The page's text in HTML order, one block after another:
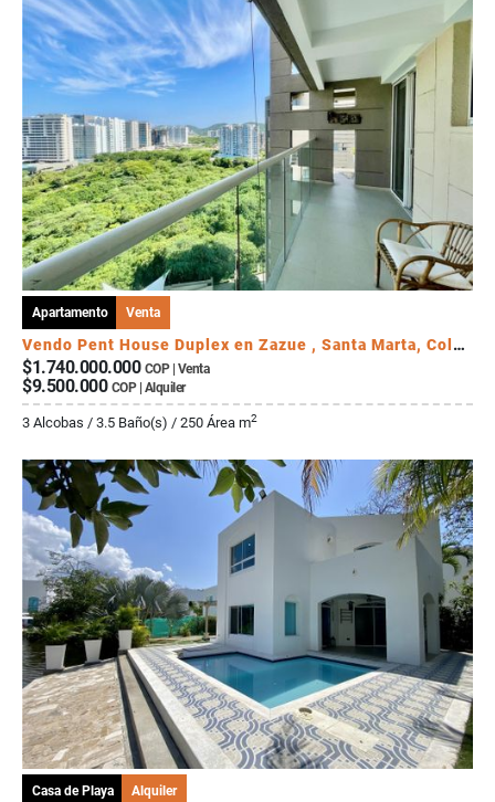
Apartamento Venta
Vendo Pent House Duplex en Zazue , Santa Marta, Colombia
$1.740.000.000 COP | Venta
$9.500.000 COP | Alquiler
3 Alcobas / 3.5 Baño(s) / 250 Área m2
Casa de Playa Alquiler